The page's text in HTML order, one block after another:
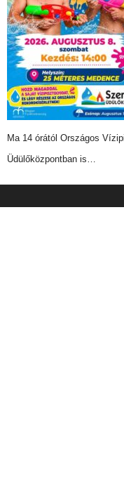
Ma 14 órától Országos
Üdülőközpontban is…